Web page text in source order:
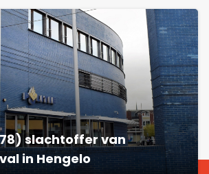
slachtoffer van
in Hengelo